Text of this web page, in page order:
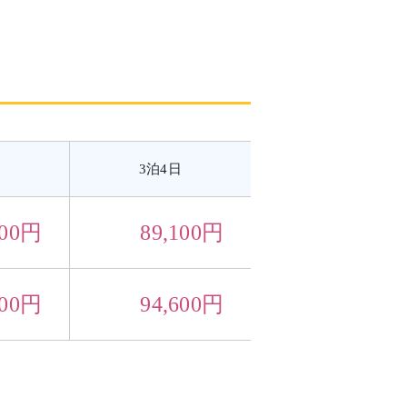
3泊4日
円 89,100円
円 94,600円